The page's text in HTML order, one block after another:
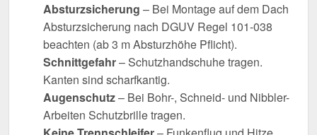
Absturzsicherung – Bei Montage auf dem Dach
Absturzsicherung nach DGUV Regel 101-038
beachten (ab 3 m Absturzhöhe Pflicht).
Schnittgefahr– Schutzhandschuhe tragen.
Kanten sind scharfkantig.
Augenschutz– Bei Bohr-, Schneid- und Nibbler-
Arbeiten Schutzbrille tragen.